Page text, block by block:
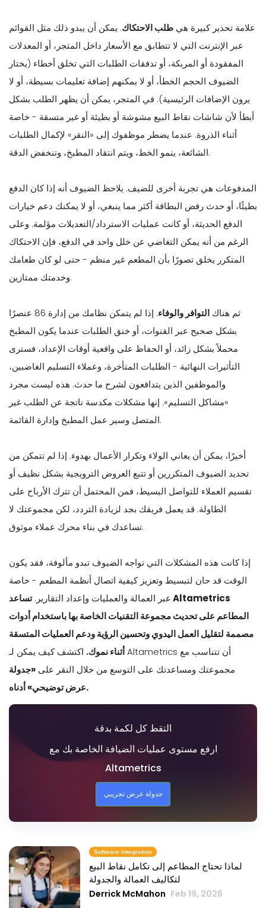
علامة تحذير كبيرة هي طلب الاحتكاك. يمكن أن يبدو ذلك مثل القوائم
عبر الإنترنت التي لا تتطابق مع الأسعار داخل المتجر، أو المعدلات
المفقودة أو المربكة، أو تدفقات الطلبات التي تخلق أخطاء (يختار
الضيوف الحجم الخطأ، أو لا يمكنهم إضافة تعليمات بسيطة، أو لا
يرون الإضافات الرئيسية). في المتجر، يمكن أن يظهر الطلب بشكل
أبطأ لأن شاشات نقاط البيع مشوشة أو بطيئة أو غير متسقة - خاصة
أثناء الذروة. عندما يضطر موظفوك إلى «النقر» لإكمال الطلبات
الشائعة، ينمو الخط، ويتم انتقاد المطبخ، وتنخفض الدقة.
المدفوعات هي تجربة أخرى للضيف. يلاحظ الضيوف أنه إذا كان الدفع
بطيئًا، أو حدث رفض البطاقة أكثر مما ينبغي، أو لا يمكنك دعم خيارات
الدفع الحديثة، أو كانت عمليات الاسترداد/التعديلات مؤلمة. وعلى
الرغم من أنه يمكن التغاضي عن خلل واحد في الدفع، فإن الاحتكاك
المتكرر يخلق تصورًا بأن المطعم غير منظم - حتى لو كان طعامك
وخدمتك ممتازين.
ثم هناك التوافر والوفاء
. إذا لم يتمكن نظامك من إدارة 86 عنصرًا
بشكل صحيح عبر القنوات، أو خنق الطلبات عندما يكون المطبخ
محملاً بشكل زائد، أو الحفاظ على واقعية أوقات الإعداد، فسترى
التأثيرات النهائية - الطلبات المتأخرة، وعملاء التسليم الغاضبين،
والموظفين الذين يتدافعون لشرح ما حدث. هذه ليست مجرد
«مشاكل التسليم». إنها مشكلات مكدسة ناتجة عن الطلب غير
المتصل وسير عمل المطبخ وإدارة القائمة.
أخيرًا، يمكن أن يعاني الولاء وتكرار الأعمال بهدوء. إذا لم تتمكن من
تحديد الضيوف المتكررين أو تتبع العروض الترويجية بشكل نظيف أو
تقسيم العملاء للتواصل البسيط، فمن المحتمل أن تترك الأرباح على
الطاولة. قد يعمل فريقك بجد لزيادة التردد، لكن مجموعتك لا
تساعدك في بناء محرك عملاء موثوق.
إذا كانت هذه المشكلات التي تواجه الضيوف تبدو مألوفة، فقد يكون
الوقت قد حان لتبسيط وتعزيز كيفية اتصال أنظمة المطعم - خاصة
عبر العمالة والعمليات وإعداد التقارير.تساعد Altametrics
المطاعم على تحديث مجموعة التقنيات الخاصة بها باستخدام أدوات
مصممة لتقليل العمل اليدوي وتحسين الرؤية ودعم العمليات المتسقة
أثناء نموك. اكتشف كيف يمكن لـ Altametrics أن تتناسب مع
مجموعتك ومساعدتك على التوسع من خلال النقر على «جدولة
عرض توضيحي» أدناه.
التقط كل لكمة بدقة
ارفع مستوى عمليات الضيافة الخاصة بك مع
Altametrics
جدولة عرض تجريبي
Software Integration
لماذا تحتاج المطاعم إلى تكامل نقاط البيع
لتكاليف العمالة والجدولة
Derrick McMahon Feb 19, 2026